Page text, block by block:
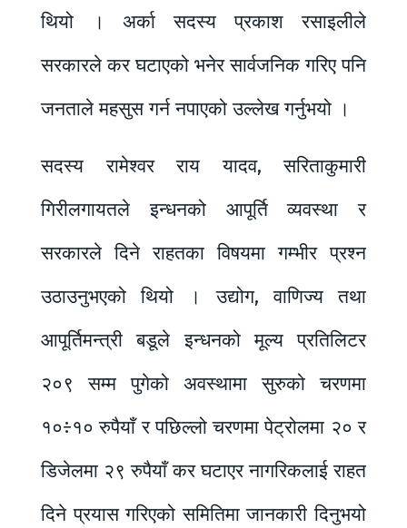
थियो । अर्का सदस्य प्रकाश रसाइलीले
सरकारले कर घटाएको भनेर सार्वजनिक गरिए पनि
जनताले महसुस गर्न नपाएको उल्लेख गर्नुभयो ।
सदस्य रामेश्वर राय यादव, सरिताकुमारी
गिरीलगायतले इन्धनको आपूर्ति व्यवस्था र
सरकारले दिने राहतका विषयमा गम्भीर प्रश्न
उठाउनुभएको थियो । उद्योग, वाणिज्य तथा
आपूर्तिमन्त्री बडूले इन्धनको मूल्य प्रतिलिटर
२०९ सम्म पुगेको अवस्थामा सुरुको चरणमा
१०÷१० रुपैयाँ र पछिल्लो चरणमा पेट्रोलमा २० र
डिजेलमा २९ रुपैयाँ कर घटाएर नागरिकलाई राहत
दिने प्रयास गरिएको समितिमा जानकारी दिनुभयो